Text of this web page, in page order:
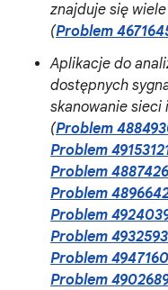
znajduje się
(Problem
Aplikacje do
dostępnych
skanowanie sieci
(Problem
Problem
Problem
Problem
Problem
Problem
Problem
Problem